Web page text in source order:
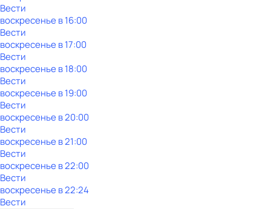
Вести
воскресенье в16:00
Вести
воскресенье в17:00
Вести
воскресенье в18:00
Вести
воскресенье в19:00
Вести
воскресенье в20:00
Вести
воскресенье в21:00
Вести
воскресенье в22:00
Вести
воскресенье в22:24
Вести